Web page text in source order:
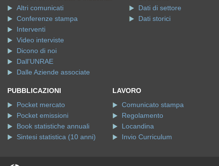
Altri comunicati
Conferenze stampa
Interventi
Video interviste
Dicono di noi
Dall'UNRAE
Dalle Aziende associate
Dati di settore
Dati storici
PUBBLICAZIONI
Pocket mercato
Pocket emissioni
Book statistiche annuali
Sintesi statistica (10 anni)
LAVORO
Comunicato stampa
Regolamento
Locandina
Invio Curriculum